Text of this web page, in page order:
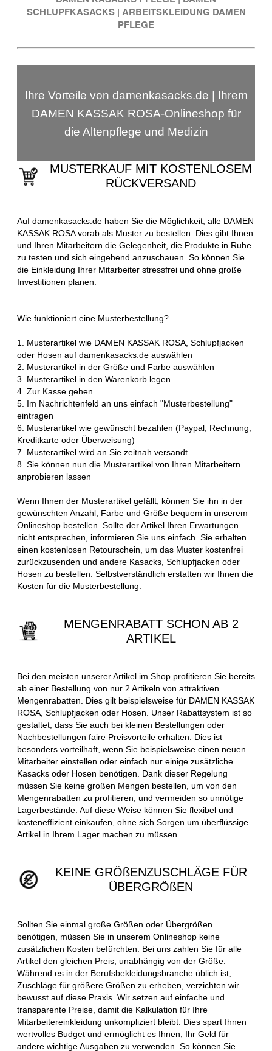
SCHLUPFKASACKS | ARBEITSKLEIDUNG DAMEN
PFLEGE
Ihre Vorteile von damenkasacks.de | Ihrem
DAMEN KASSAK ROSA-Onlineshop für
die Altenpflege und Medizin
MUSTERKAUF MIT KOSTENLOSEM
RÜCKVERSAND
Auf damenkasacks.de haben Sie die Möglichkeit, alle DAMEN
KASSAK ROSA vorab als Muster zu bestellen. Dies gibt Ihnen
und Ihren Mitarbeitern die Gelegenheit, die Produkte in Ruhe
zu testen und sich eingehend anzuschauen. So können Sie
die Einkleidung Ihrer Mitarbeiter stressfrei und ohne große
Investitionen planen.
Wie funktioniert eine Musterbestellung?
1. Musterartikel wie DAMEN KASSAK ROSA, Schlupfjacken
oder Hosen auf damenkasacks.de auswählen
2. Musterartikel in der Größe und Farbe auswählen
3. Musterartikel in den Warenkorb legen
4. Zur Kasse gehen
5. Im Nachrichtenfeld an uns einfach "Musterbestellung"
eintragen
6. Musterartikel wie gewünscht bezahlen (Paypal, Rechnung,
Kreditkarte oder Überweisung)
7. Musterartikel wird an Sie zeitnah versandt
8. Sie können nun die Musterartikel von Ihren Mitarbeitern
anprobieren lassen
Wenn Ihnen der Musterartikel gefällt, können Sie ihn in der
gewünschten Anzahl, Farbe und Größe bequem in unserem
Onlineshop bestellen. Sollte der Artikel Ihren Erwartungen
nicht entsprechen, informieren Sie uns einfach. Sie erhalten
einen kostenlosen Retourschein, um das Muster kostenfrei
zurückzusenden und andere Kasacks, Schlupfjacken oder
Hosen zu bestellen. Selbstverständlich erstatten wir Ihnen die
Kosten für die Musterbestellung.
MENGENRABATT SCHON AB 2
ARTIKEL
Bei den meisten unserer Artikel im Shop profitieren Sie bereits
ab einer Bestellung von nur 2 Artikeln von attraktiven
Mengenrabatten. Dies gilt beispielsweise für DAMEN KASSAK
ROSA, Schlupfjacken oder Hosen. Unser Rabattsystem ist so
gestaltet, dass Sie auch bei kleinen Bestellungen oder
Nachbestellungen faire Preisvorteile erhalten. Dies ist
besonders vorteilhaft, wenn Sie beispielsweise einen neuen
Mitarbeiter einstellen oder einfach nur einige zusätzliche
Kasacks oder Hosen benötigen. Dank dieser Regelung
müssen Sie keine großen Mengen bestellen, um von den
Mengenrabatten zu profitieren, und vermeiden so unnötige
Lagerbestände. Auf diese Weise können Sie flexibel und
kosteneffizient einkaufen, ohne sich Sorgen um überflüssige
Artikel in Ihrem Lager machen zu müssen.
KEINE GRÖßENZUSCHLÄGE FÜR
ÜBERGRÖßEN
Sollten Sie einmal große Größen oder Übergrößen
benötigen, müssen Sie in unserem Onlineshop keine
zusätzlichen Kosten befürchten. Bei uns zahlen Sie für alle
Artikel den gleichen Preis, unabhängig von der Größe.
Während es in der Berufsbekleidungsbranche üblich ist,
Zuschläge für größere Größen zu erheben, verzichten wir
bewusst auf diese Praxis. Wir setzen auf einfache und
transparente Preise, damit die Kalkulation für Ihre
Mitarbeitereinkleidung unkompliziert bleibt. Dies spart Ihnen
wertvolles Budget und ermöglicht es Ihnen, Ihr Geld für
andere wichtige Ausgaben zu verwenden. So können Sie